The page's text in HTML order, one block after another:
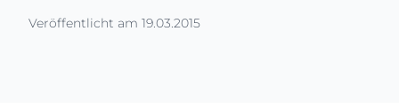
Veröffentlicht am 19.03.2015